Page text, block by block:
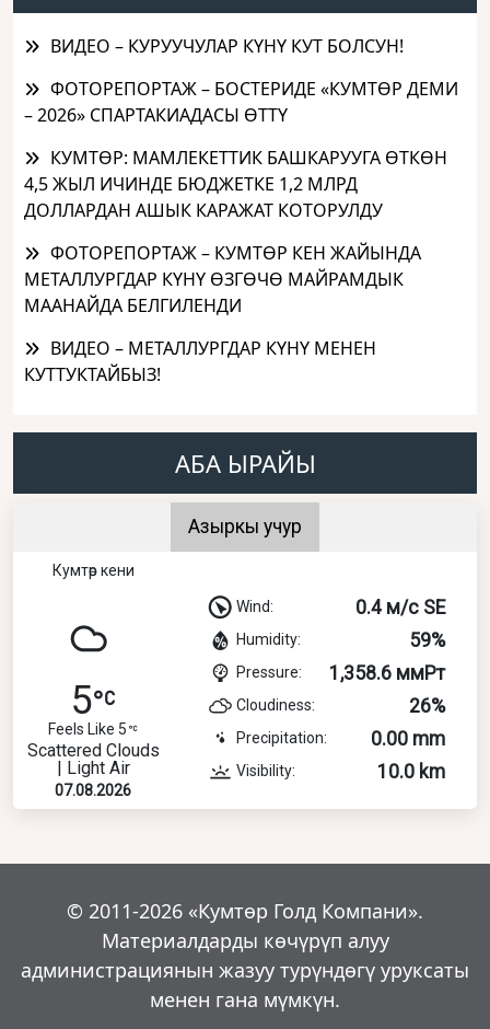
ВИДЕО – КУРУУЧУЛАР КҮНҮ КУТ БОЛСУН!
ФОТОРЕПОРТАЖ – БОСТЕРИДЕ «КУМТӨР ДЕМИ
– 2026» СПАРТАКИАДАСЫ ӨТТҮ
КУМТӨР: МАМЛЕКЕТТИК БАШКАРУУГА ӨТКӨН
4,5 ЖЫЛ ИЧИНДЕ БЮДЖЕТКЕ 1,2 МЛРД
ДОЛЛАРДАН АШЫК КАРАЖАТ КОТОРУЛДУ
ФОТОРЕПОРТАЖ – КУМТӨР КЕН ЖАЙЫНДА
МЕТАЛЛУРГДАР КҮНҮ ӨЗГӨЧӨ МАЙРАМДЫК
МААНАЙДА БЕЛГИЛЕНДИ
ВИДЕО – МЕТАЛЛУРГДАР КҮНҮ МЕНЕН
КУТТУКТАЙБЫЗ!
АБА ЫРАЙЫ
Азыркы учур
Кумтөр кени
5
Feels Like 5
Scattered Clouds
| Light Air
07.08.2026
Wind: 0.4 м/с SE
Humidity: 59%
Pressure: 1,358.6 ммРт
Cloudiness: 26%
Precipitation: 0.00 mm
Visibility: 10.0 km
© 2011-2026 «Кумтөр Голд Компани».
Материалдарды көчүрүп алуу
администрациянын жазуу турүндөгү уруксаты
менен гана мүмкүн.